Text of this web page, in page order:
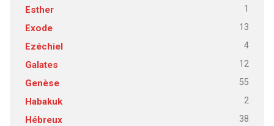
Esther 1
Exode 13
Ezéchiel 4
Galates 12
Genèse 55
Habakuk 2
Hébreux 38